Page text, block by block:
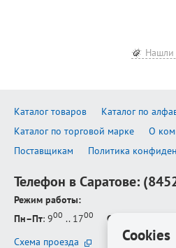
Нашли
Каталог товаров
Каталог по
Каталог по торговой марке
О
Поставщикам
Политика
Телефон в Саратове:
Режим работы:
Пн–Пт: 900 .. 1700 Сб–Вс
Схема проезда
Cookies